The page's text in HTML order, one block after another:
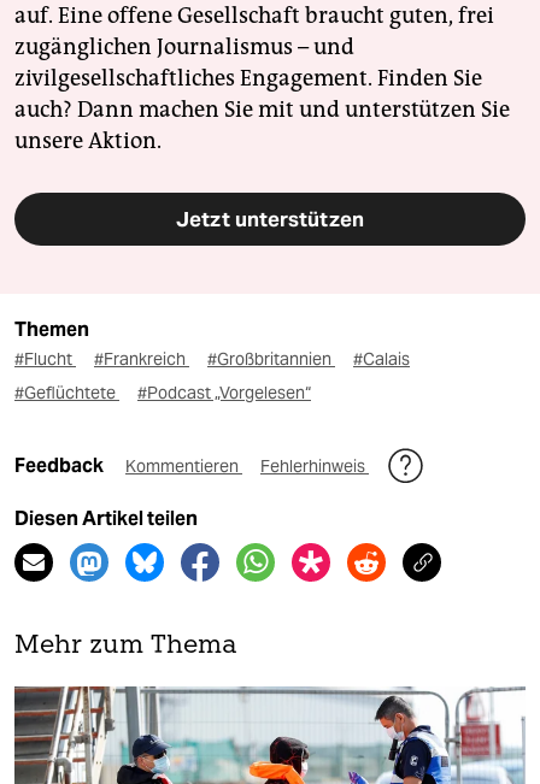
auf. Eine offene Gesellschaft braucht guten, frei
zugänglichen Journalismus – und
zivilgesellschaftliches Engagement. Finden Sie
auch? Dann machen Sie mit und unterstützen Sie
unsere Aktion.
Jetzt unterstützen
Themen
#Flucht #Frankreich #Großbritannien
#Calais
#Geflüchtete
#Podcast „Vorgelesen“
Feedback Kommentieren Fehlerhinweis
Diesen Artikel teilen
Mehr zum Thema